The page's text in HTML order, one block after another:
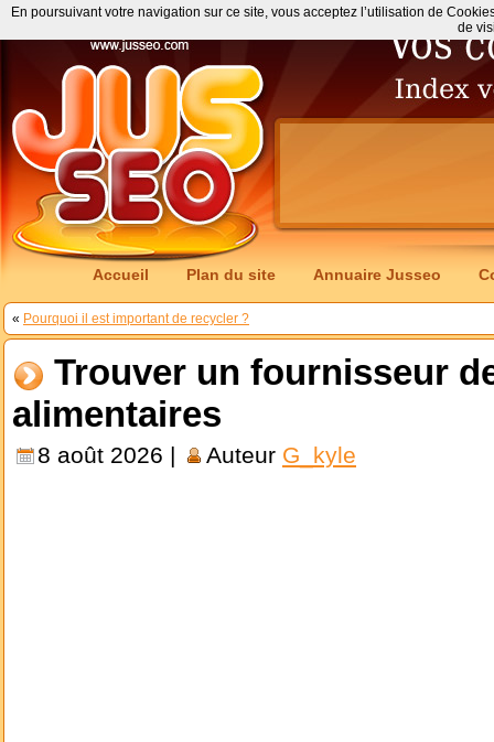
Accueil Plan du site Annuaire Jusseo
« Pourquoi il est important de recycler ?
Trouver un fournisseur
alimentaires
8 août 2026 | Auteur G_kyle
En poursuivant votre navigation sur ce site, vous acceptez l’utilisation de
de